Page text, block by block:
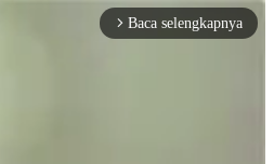
arrow_forward_ios Baca selengkapnya